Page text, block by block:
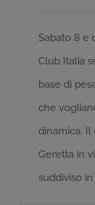
Sabato 8 e
Club Italia
base di
che
dinamica. Il
Geretta in
suddiviso in